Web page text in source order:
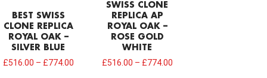
BEST SWISS
CLONE REPLICA
ROYAL OAK –
SILVER BLUE
£516.00 – £774.00
SWISS CLONE
REPLICA AP
ROYAL OAK –
ROSE GOLD
WHITE
£516.00 – £774.00